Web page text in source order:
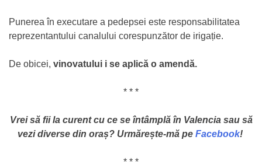
Punerea în executare a pedepsei este responsabilitatea
reprezentantului canalului corespunzător de irigație.
De obicei, vinovatului i se aplică o amendă.
* * *
Vrei să fii la curent cu ce se întâmplă în Valencia sau să
vezi diverse din oraș? Urmărește-mă pe Facebook!
* * *